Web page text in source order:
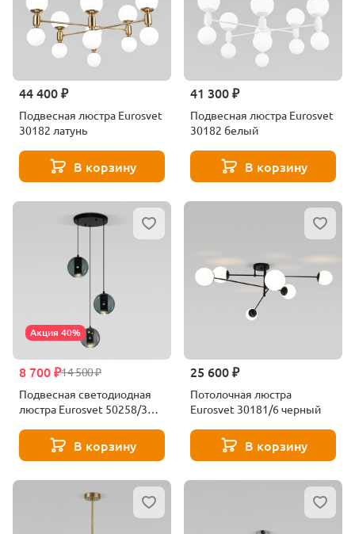
44 400 ₽
Подвесная люстра Eurosvet
30182 латунь
В корзину
41 300 ₽
Подвесная люстра Eurosvet
30182 белый
В корзину
Акция 40%
14 500 ₽
8 700 ₽
Подвесная светодиодная
люстра Eurosvet 50258/3
В корзину
25 600 ₽
Потолочная люстра
Eurosvet 30181/6 черный
В корзину